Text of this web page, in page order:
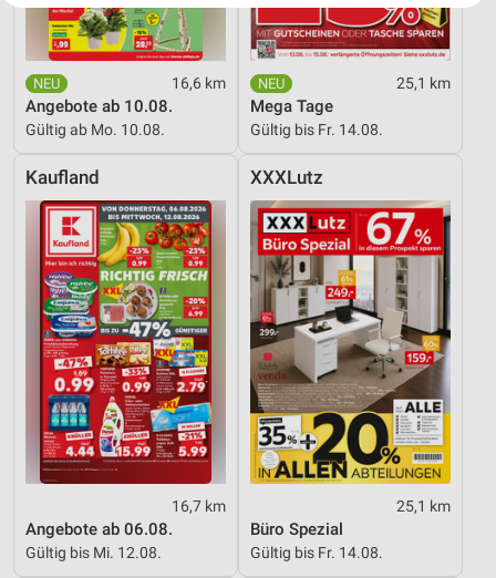
16,6 km
Angebote ab 10.08.
Gültig ab Mo. 10.08.
25,1 km
Mega Tage
Gültig bis Fr. 14.08.
Kaufland
16,7 km
Angebote ab 06.08.
Gültig bis Mi. 12.08.
XXXLutz
25,1 km
Büro Spezial
Gültig bis Fr. 14.08.
Website/App.
Partnerliste anzeigen (1 IAB-Anbieter)
Wir nutzen Ihre Daten für folgende Zwecke:
IAB-Verarbeitungszwecke:
Speichern von oder Zugriff auf Informationen
Werbeanzeigen
Erstellung von Profilen für personalisierte
Werbung
Verwendung von Profilen zur Auswahl
personalisierter Werbung
Erstellung von Profilen zur Personalisierung
von Inhalten
Verwendung von Profilen zur Auswahl
personalisierter Inhalte
Messung der Werbeleistung
Messung der Performance von Inhalten